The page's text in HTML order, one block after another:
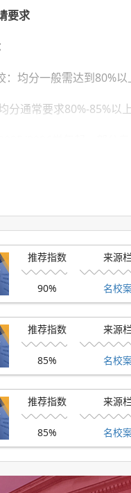
要求
均分一般需达到80%以
分通常要求80%-85%以
专业要求总分88，单项
留学录取分析/申请建议
申请季斩获170+枚伯
我们优越学员的录取结果
科院校有诸多合作，诸
。
】
翰大学完整的list要求
。
推荐指数
90%
来源
名校
推荐指数
85%
来源
名校
推荐指数
85%
来源
名校